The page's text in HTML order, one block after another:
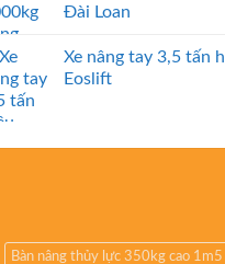
Đài Loan
Xe nâng tay 3,5 tấn
Eoslift
Bàn nâng thủy lực 350kg cao 1m5